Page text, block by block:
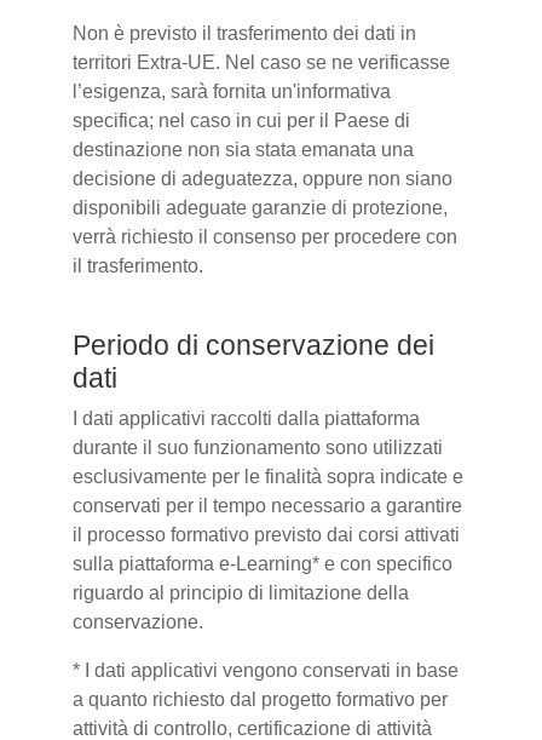
Non è previsto il trasferimento dei dati in
territori Extra-UE. Nel caso se ne verificasse
l’esigenza, sarà fornita un'informativa
specifica; nel caso in cui per il Paese di
destinazione non sia stata emanata una
decisione di adeguatezza, oppure non siano
disponibili adeguate garanzie di protezione,
verrà richiesto il consenso per procedere con
il trasferimento.
Periodo di conservazione dei
dati
I dati applicativi raccolti dalla piattaforma
durante il suo funzionamento sono utilizzati
esclusivamente per le finalità sopra indicate e
conservati per il tempo necessario a garantire
il processo formativo previsto dai corsi attivati
sulla piattaforma e-Learning* e con specifico
riguardo al principio di limitazione della
conservazione.
* I dati applicativi vengono conservati in base
a quanto richiesto dal progetto formativo per
attività di controllo, certificazione di attività